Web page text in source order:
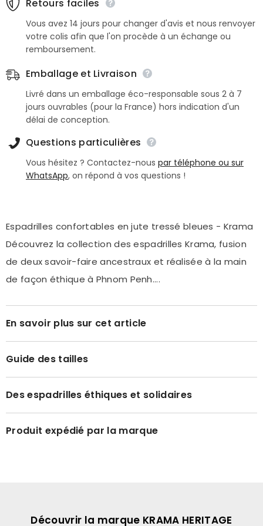
Retours faciles
Vous avez 14 jours pour changer d'avis et nous renvoyer
votre colis afin que l'on procède à un échange ou
remboursement.
Emballage et Livraison
Livré dans un emballage éco-responsable sous 2 à 7
jours ouvrables (pour la France) hors indication d'un
délai de conception.
Questions particulières
Vous hésitez ? Contactez-nous par téléphone ou sur
WhatsApp, on répond à vos questions !
Espadrilles confortables en jute tressé bleues - Krama
Découvrez la collection des espadrilles Krama, fusion
de deux savoir-faire ancestraux et réalisée à la main
de façon éthique à Phnom Penh....
En savoir plus sur cet article
Guide des tailles
Des espadrilles éthiques et solidaires
Produit expédié par la marque
Découvrir la marque KRAMA HERITAGE